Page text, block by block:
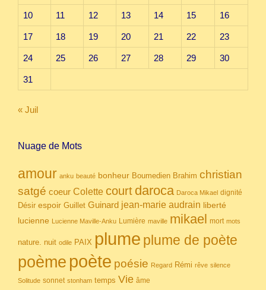
10 11 12 13 14 15 16
17 18 19 20 21 22 23
24 25 26 27 28 29 30
31
« Juil
Nuage de Mots
amour anku beauté bonheur Boumedien Brahim christian
satgé coeur Colette court daroca Daroca Mikael dignité
Désir espoir Guillet Guinard jean-marie audrain liberté
lucienne Lucienne Maville-Anku Lumière maville mikael mort mots
nature. nuit odile PAIX plume plume de poète
poème poète poésie Regard Rémi rêve silence
Solitude sonnet stonham temps Vie âme